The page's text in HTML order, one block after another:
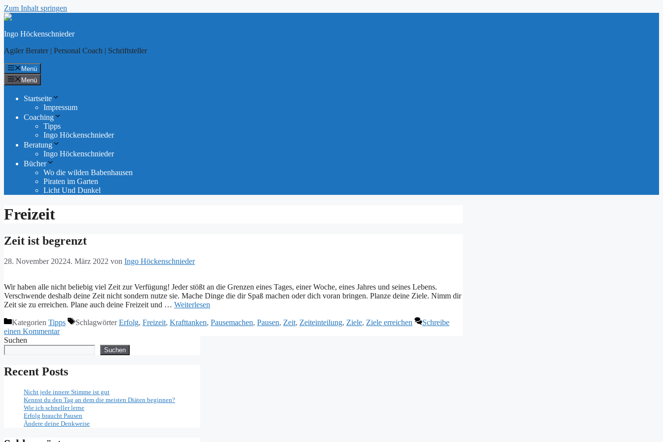
Zum Inhalt springen
Ingo Höckenschnieder
Agiler Berater | Personal Coach | Schriftsteller
Menü
Menü
Startseite
Impressum
Coaching
Tipps
Ingo Höckenschnieder
Beratung
Ingo Höckenschnieder
Bücher
Wo die wilden Babenhausen
Piraten im Garten
Licht Und Dunkel
Freizeit
Zeit ist begrenzt
28. November 20224. März 2022 von Ingo Höckenschnieder
Wir haben alle nicht beliebig viel Zeit zur Verfügung! Jeder stößt an die Grenzen eines Tages, einer Woche, eines Jahres und seines Lebens.
Verschwende deshalb deine Zeit nicht sondern nutze sie. Mache Dinge die dir Spaß machen oder dich voran bringen. Planze deine Ziele. Nimm dir
Zeit sie zu erreichen. Plane auch deine Freizeit und … Weiterlesen
Kategorien Tipps SchlagwörterErfolg, Freizeit, Krafttanken, Pausemachen, Pausen, Zeit, Zeiteinteilung, Ziele, Ziele erreichen
Schreibe
einen Kommentar
Suchen
Suchen
Recent Posts
Nicht jede innere Stimme ist gut
Kennst du den Tag an dem die meisten Diäten beginnen?
Wie ich schneller lerne
Erfolg braucht Pausen
Ändere deine Denkweise